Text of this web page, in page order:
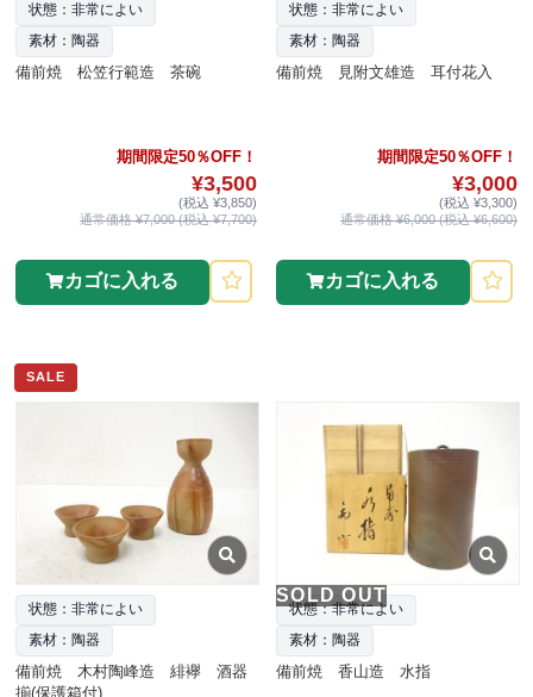
状態：非常によい
素材：陶器
備前焼 松笠行範造 茶碗
期間限定50％OFF！
¥3,500
(税込 ¥3,850)
通常価格 ¥7,000 (税込 ¥7,700)
カゴに入れる
状態：非常によい
素材：陶器
備前焼 見附文雄造 耳付花入
期間限定50％OFF！
¥3,000
(税込 ¥3,300)
通常価格 ¥6,000 (税込 ¥6,600)
カゴに入れる
SALE
状態：非常によい
素材：陶器
備前焼 木村陶峰造 緋襷 酒器
揃(保護箱付)
SOLD OUT
状態：非常によい
素材：陶器
備前焼 香山造 水指